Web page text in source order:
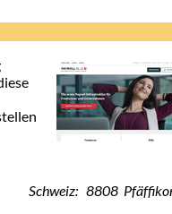
Schweiz: 8808